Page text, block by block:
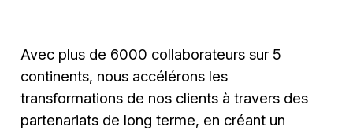
Avec plus de 6000 collaborateurs sur 5
continents, nous accélérons les
transformations de nos clients à travers des
partenariats de long terme, en créant un